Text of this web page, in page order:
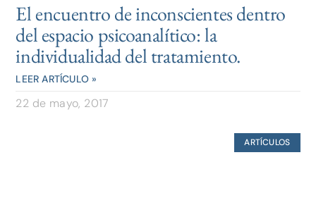
El encuentro de inconscientes dentro
del espacio psicoanalítico: la
individualidad del tratamiento.
LEER ARTÍCULO »
22 de mayo, 2017
ARTÍCULOS